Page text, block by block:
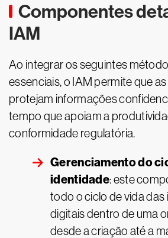
Componentes
IAM
Ao integrar os seguintes
essenciais, o IAM permite que
protejam informações
tempo que apoiam a
conformidade regulatória.
Gerenciamento do
identidade: este
todo o ciclo de vida
digitais dentro de uma
desde a criação até a